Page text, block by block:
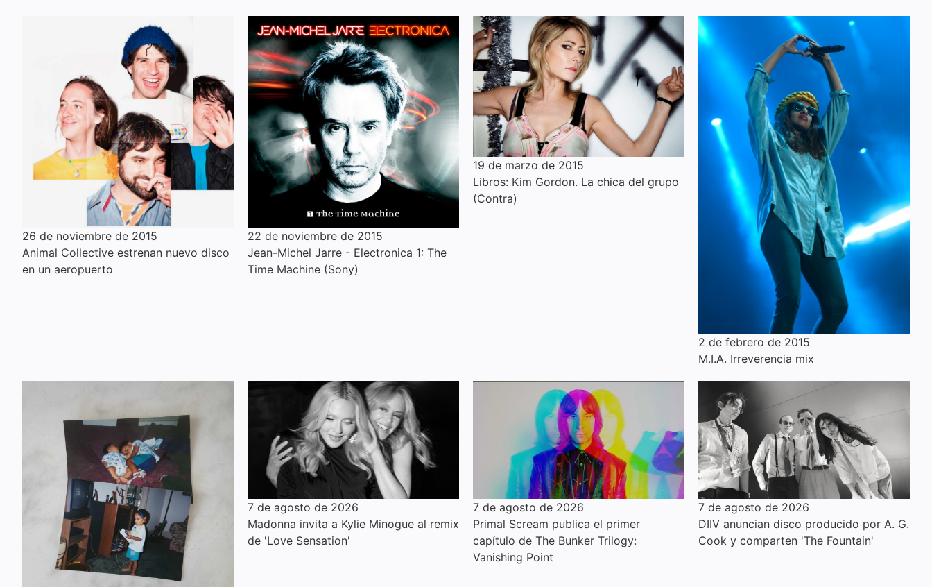
26 de noviembre de 2015
Animal Collective estrenan nuevo disco
en un aeropuerto
22 de noviembre de 2015
Jean-Michel Jarre - Electronica 1: The
Time Machine (Sony)
19 de marzo de 2015
Libros: Kim Gordon. La chica del grupo
(Contra)
2 de febrero de 2015
M.I.A. Irreverencia mix
7 de agosto de 2026
Madonna invita a Kylie Minogue al remix
de 'Love Sensation'
7 de agosto de 2026
Primal Scream publica el primer
capítulo de The Bunker Trilogy:
Vanishing Point
7 de agosto de 2026
DIIV anuncian disco producido por A. G.
Cook y comparten 'The Fountain'